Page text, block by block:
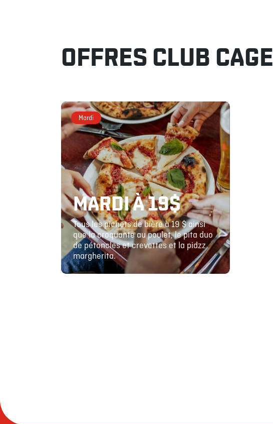
OFFRES CLUB CAGE
Mardi
MARDI À 19$
Tous les pichets de bière à 19 $ ainsi
que la croquante au poulet, le pita duo
de pétoncles et crevettes et la pidzz
margherita.